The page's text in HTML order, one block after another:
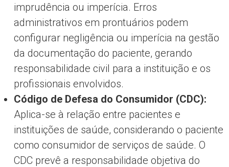
imprudência ou imperícia. Erros
administrativos em prontuários podem
configurar negligência ou imperícia na gestão
da documentação do paciente, gerando
responsabilidade civil para a instituição e os
profissionais envolvidos.
Código de Defesa do Consumidor (CDC):
Aplica-se à relação entre pacientes e
instituições de saúde, considerando o paciente
como consumidor de serviços de saúde. O
CDC prevê a responsabilidade objetiva do